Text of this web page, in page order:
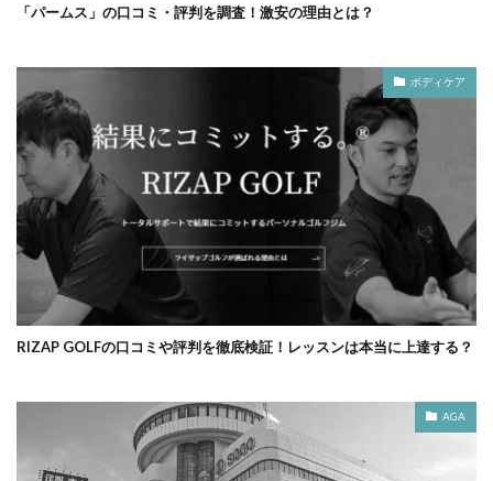
「パームス」の口コミ・評判を調査！激安の理由とは？
ボディケア
RIZAP GOLFの口コミや評判を徹底検証！レッスンは本当に上達する？
AGA